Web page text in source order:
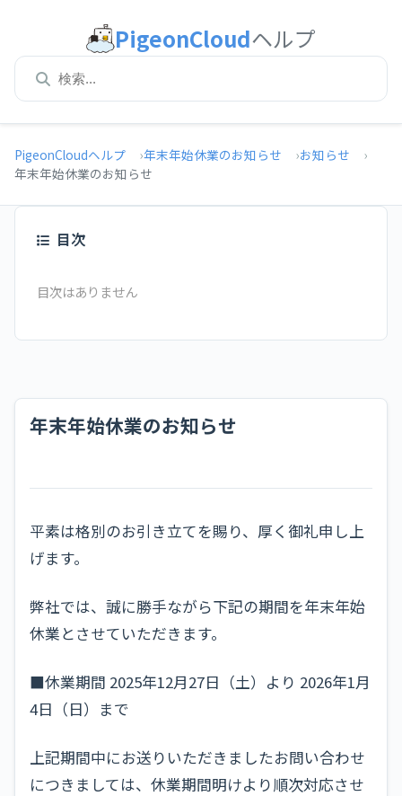
PigeonCloudヘルプ
PigeonCloudヘルプ 年末年始休業のお知らせ
お知らせ
年末年始休業のお知らせ
目次
目次はありません
年末年始休業のお知らせ
平素は格別のお引き立てを賜り、厚く御礼申し上
げます。
弊社では、誠に勝手ながら下記の期間を年末年始
休業とさせていただきます。
■休業期間 2025年12月27日（土）より 2026年1月
4日（日）まで
上記期間中にお送りいただきましたお問い合わせ
につきましては、休業期間明けより順次対応させ